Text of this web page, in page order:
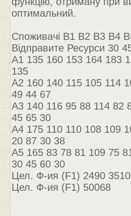
оптимальний.
Споживачі B1 B2 B3 B4
Відправите Ресурси 30
A1 135 160 153 164 183
135
A2 160 140 115 105 114
49 44 67
A3 140 116 95 88 114 82
45 65 30
A4 175 110 110 108 109
20 87 30 38
A5 165 83 78 81 109 75
30 45 60 30
Цел. Ф-ия (F1) 2490
Цел. Ф-ия (F1) 50068